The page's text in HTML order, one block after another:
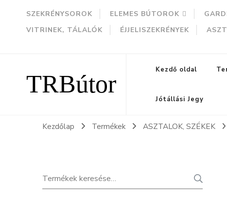
SZEKRÉNYSOROK ELEMES BÚTOROK
VITRINEK, TÁLALÓK
ÉJJELISZEKRÉNYEK
TRBútor Kezdő oldal
Jótállási Jegy
Kezdőlap Termékek ASZTALOK, SZÉKEK
Keresés
a